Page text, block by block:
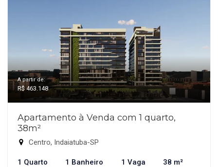
A partir de:
R$ 463.148
Apartamento à Venda com 1 quarto,
38m²
Centro, Indaiatuba-SP
1 Quarto 1 Banheiro 1 Vaga 38 m²